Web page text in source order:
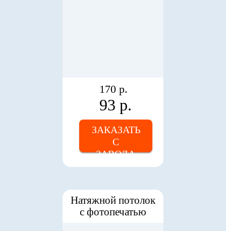
170 р.
93 р.
ЗАКАЗАТЬ
С
ЗАВОДА
Натяжной потолок
с фотопечатью